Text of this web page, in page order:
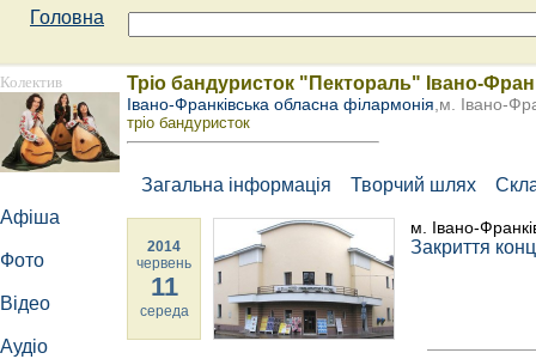
Головна
Колектив
Афіша
Фото
Відео
Аудіо
Тріо бандуристок "Пектораль" Івано-
Івано-Франківська обласна філармонія ,м. Івано-
тріо бандуристок
Загальна інформація Творчий шлях
2014
червень
11
середа
м. Івано-
Закриття